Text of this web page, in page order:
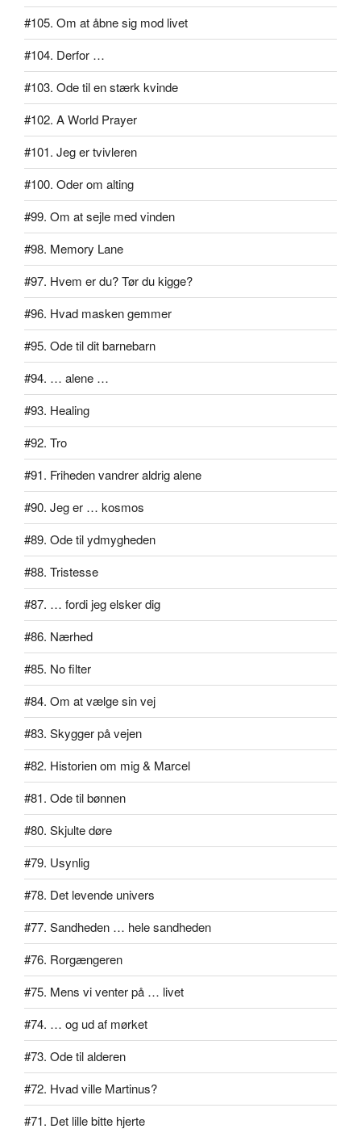
#105. Om at åbne sig mod livet
#104. Derfor …
#103. Ode til en stærk kvinde
#102. A World Prayer
#101. Jeg er tvivleren
#100. Oder om alting
#99. Om at sejle med vinden
#98. Memory Lane
#97. Hvem er du? Tør du kigge?
#96. Hvad masken gemmer
#95. Ode til dit barnebarn
#94. … alene …
#93. Healing
#92. Tro
#91. Friheden vandrer aldrig alene
#90. Jeg er … kosmos
#89. Ode til ydmygheden
#88. Tristesse
#87. … fordi jeg elsker dig
#86. Nærhed
#85. No filter
#84. Om at vælge sin vej
#83. Skygger på vejen
#82. Historien om mig & Marcel
#81. Ode til bønnen
#80. Skjulte døre
#79. Usynlig
#78. Det levende univers
#77. Sandheden … hele sandheden
#76. Rorgængeren
#75. Mens vi venter på … livet
#74. … og ud af mørket
#73. Ode til alderen
#72. Hvad ville Martinus?
#71. Det lille bitte hjerte